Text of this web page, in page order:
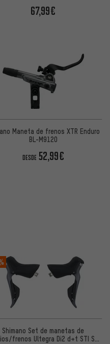
67,99€
Maneta de frenos XTR Enduro
BL-M9120
DESDE 52,99€
Shimano Set de manetas de
frenos Ultegra Di2 d+t STI ST-